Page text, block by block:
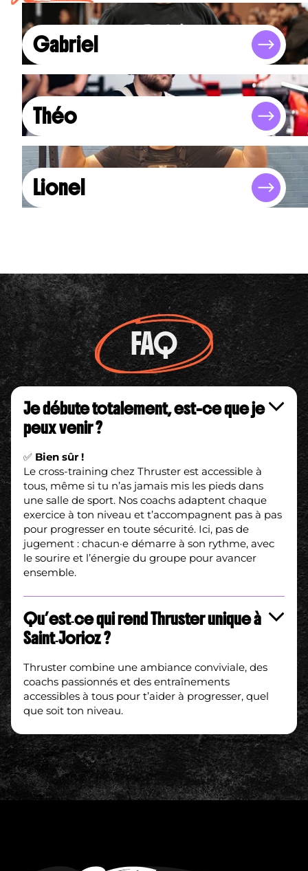
Gabriel
Théo
Lionel
FAQ
Je débute totalement, est-ce que je
peux venir ?
✅ Bien sûr !
Le cross-training chez Thruster est accessible à
tous, même si tu n’as jamais mis les pieds dans
une salle de sport. Nos coachs adaptent chaque
exercice à ton niveau et t’accompagnent pas à pas
pour progresser en toute sécurité. Ici, pas de
jugement : chacun·e démarre à son rythme, avec
le sourire et l’énergie du groupe pour avancer
ensemble.
Qu’est‑ce qui rend Thruster unique à
Saint‑Jorioz ?
Thruster combine une ambiance conviviale, des
coachs passionnés et des entraînements
accessibles à tous pour t’aider à progresser, quel
que soit ton niveau.